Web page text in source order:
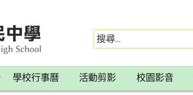
學校行事曆 活動剪影 校園影音